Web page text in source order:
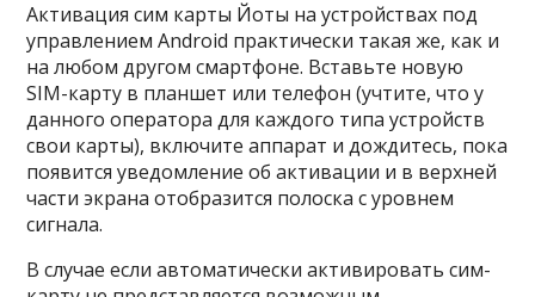
Активация сим карты Йоты на устройствах под
управлением Android практически такая же, как и
на любом другом смартфоне. Вставьте новую
SIM-карту в планшет или телефон (учтите, что у
данного оператора для каждого типа устройств
свои карты), включите аппарат и дождитесь, пока
появится уведомление об активации и в верхней
части экрана отобразится полоска с уровнем
сигнала.
В случае если автоматически активировать сим-